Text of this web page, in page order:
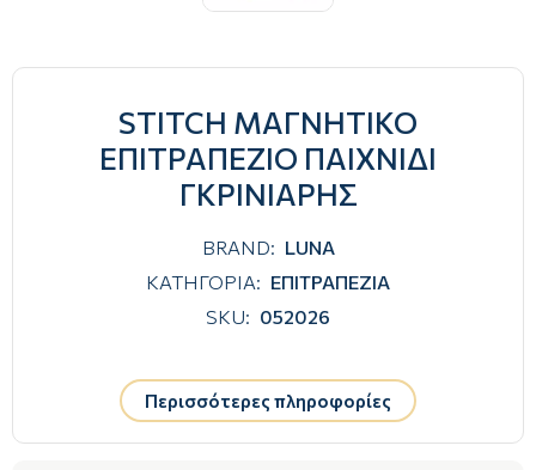
STITCH ΜΑΓΝΗΤΙΚΟ
ΕΠΙΤΡΑΠΕΖΙΟ ΠΑΙΧΝΙΔΙ
ΓΚΡΙΝΙΑΡΗΣ
BRAND: LUNA
ΚΑΤΗΓΟΡΙΑ: ΕΠΙΤΡΑΠΕΖΙΑ
SKU: 052026
Περισσότερες πληροφορίες